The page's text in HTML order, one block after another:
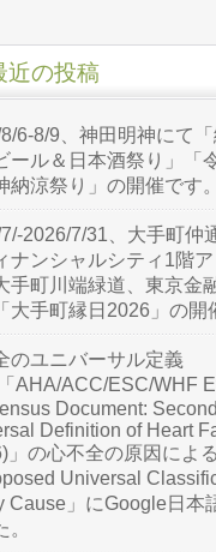
近の投稿
6-8/9、神田明神にて
ール＆日本酒祭り」「
納涼祭り」の開催です。
2026/7/31、大手町仲
ナンシャルシティ1階
手町川端緑道、東京金
大手町縁日2026」の開
のユニバーサル定義
AHA/ACC/ESC/WHF
Document: Second
Definition of Heart
」の心不全の原因によ
Universal
Cause」にGoogle日本
。